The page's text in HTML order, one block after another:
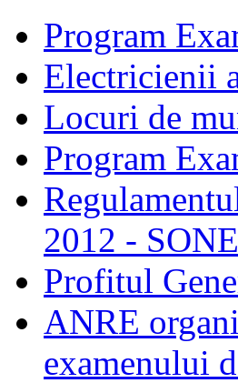
Program
Electricienii
Locuri de
Program
2012 -
Profitul
ANRE
examenului